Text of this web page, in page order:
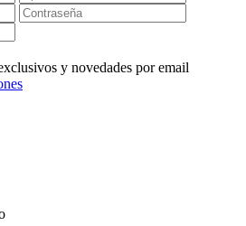
y novedades por email